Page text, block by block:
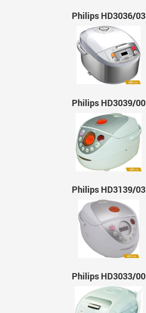
Philips HD3036/03
Philips HD3039/00
Philips HD3139/03
Philips HD3033/00